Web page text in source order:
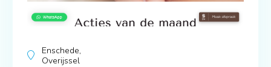
Enschede,
Overijssel